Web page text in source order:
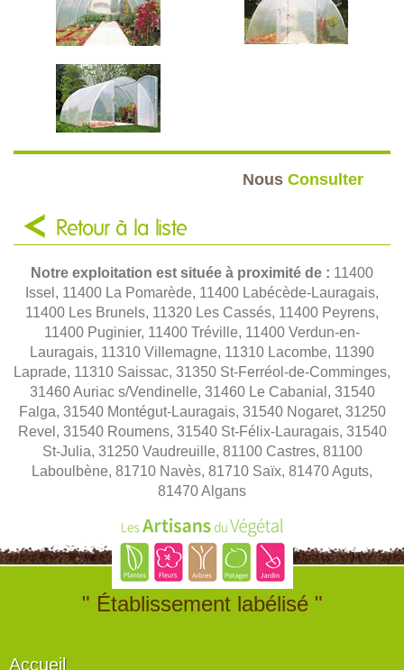
Nous Consulter
Retour à la liste
Notre exploitation est située à proximité de : 11400
Issel, 11400 La Pomarède, 11400 Labécède-Lauragais,
11400 Les Brunels, 11320 Les Cassés, 11400 Peyrens,
11400 Puginier, 11400 Tréville, 11400 Verdun-en-
Lauragais, 11310 Villemagne, 11310 Lacombe, 11390
Laprade, 11310 Saissac, 31350 St-Ferréol-de-Comminges,
31460 Auriac s/Vendinelle, 31460 Le Cabanial, 31540
Falga, 31540 Montégut-Lauragais, 31540 Nogaret, 31250
Revel, 31540 Roumens, 31540 St-Félix-Lauragais, 31540
St-Julia, 31250 Vaudreuille, 81100 Castres, 81100
Laboulbène, 81710 Navès, 81710 Saïx, 81470 Aguts,
81470 Algans
" Établissement labélisé "
Accueil